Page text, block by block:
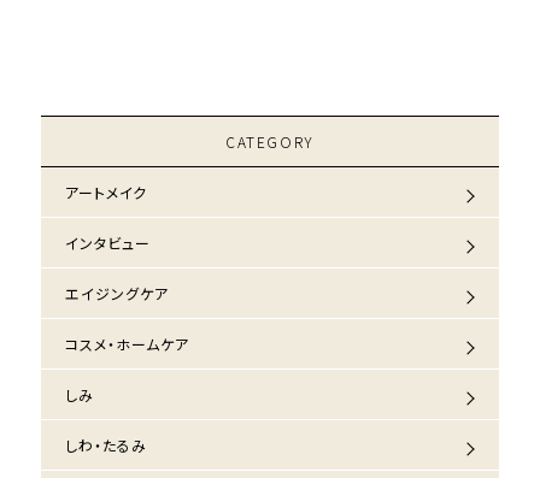
CATEGORY
アートメイク
インタビュー
エイジングケア
コスメ・ホームケア
しみ
しわ・たるみ